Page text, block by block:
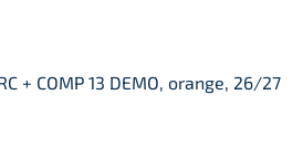
+ COMP 13 DEMO, orange, 26/27